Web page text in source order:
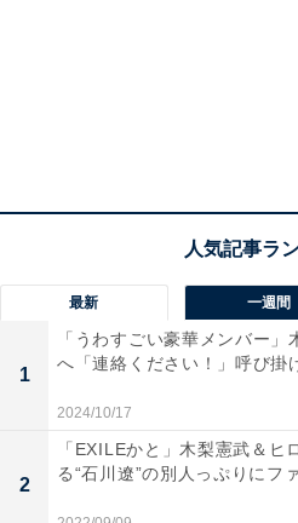
最新 一週間
1
「うわすごい豪華メンバー」
へ「連絡ください！」呼び掛
2024/10/17
2
「EXILEかと」木梨憲武＆ヒ
る“石川遼”の別人っぷりにフ